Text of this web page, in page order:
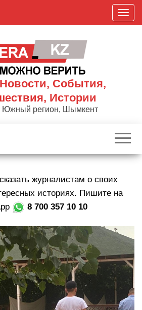
П
о
к
р
и
г
а
ц
ю
События,
Истории
Южный регион, Шымкент
журналистам о своих
историях. Пишите на
8 700 357 10 10